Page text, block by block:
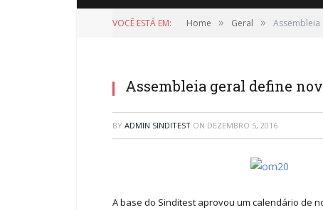
VOCÊ ESTÁ EM: Home » Geral » Assembleia
Assembleia geral define
BY ADMIN SINDITEST ON DEZEMBRO 5, 2016
A base do Sinditest aprovou um calendário de